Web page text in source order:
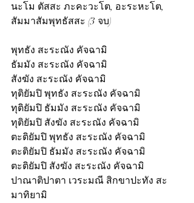
นะโม ตัสสะ ภะคะวะโต, อะระหะโต,
สัมมาสัมพุทธัสสะ (3 จบ)
พุทธัง สะระณัง คัจฉามิ
ธัมมัง สะระณัง คัจฉามิ
สังฆัง สะระณัง คัจฉามิ
ทุติยัมปิ พุทธัง สะระณัง คัจฉามิ
ทุติยัมปิ ธัมมัง สะระณัง คัจฉามิ
ทุติยัมปิ สังฆัง สะระณัง คัจฉามิ
ตะติยัมปิ พุทธัง สะระณัง คัจฉามิ
ตะติยัมปิ ธัมมัง สะระณัง คัจฉามิ
ตะติยัมปิ สังฆัง สะระณัง คัจฉามิ
ปาณาติปาตา เวระมณี สิกขาปะทัง สะ
มาทิยามิ